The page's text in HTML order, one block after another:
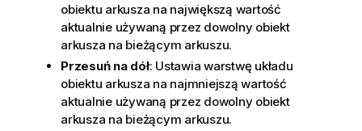
obiektu arkusza na największą wartość
aktualnie używaną przez dowolny obiekt
arkusza na bieżącym arkuszu.
Przesuń na dół: Ustawia warstwę układu
obiektu arkusza na najmniejszą wartość
aktualnie używaną przez dowolny obiekt
arkusza na bieżącym arkuszu.